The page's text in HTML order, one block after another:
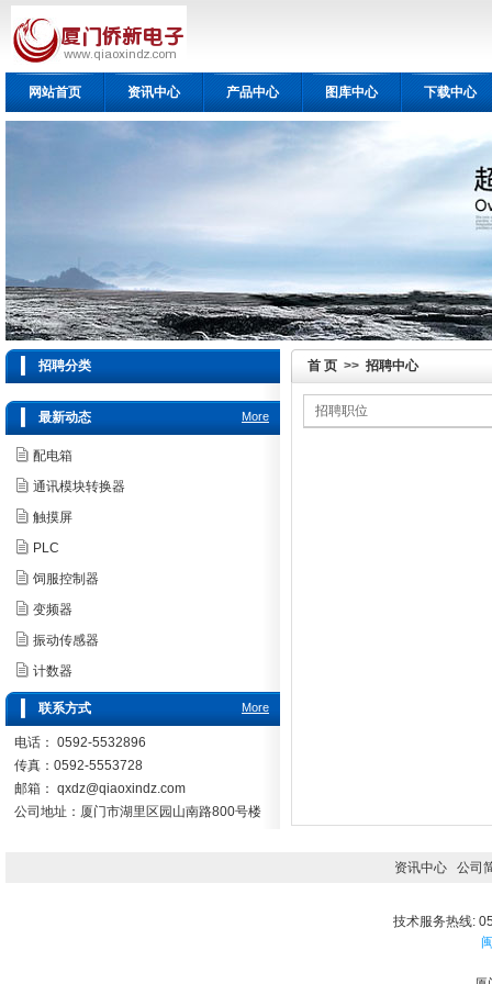
网站首页 资讯中心 产品中心 图库中心 下载中心
首 页 >> 招聘中心
招聘职位
招聘分类
More
最新动态
配电箱
通讯模块转换器
触摸屏
PLC
饲服控制器
变频器
振动传感器
计数器
More
联系方式
电话： 0592-5532896
传真：0592-5553728
邮箱： qxdz@qiaoxindz.com
公司地址：厦门市湖里区园山南路800号楼
资讯中心 公司
技术服务热线: